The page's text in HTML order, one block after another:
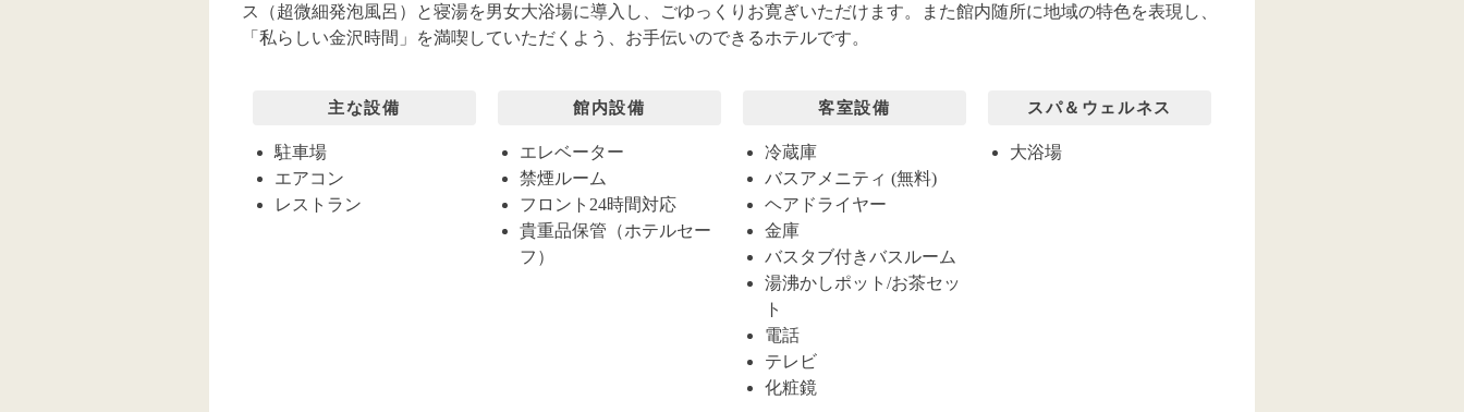
ス（超微細発泡風呂）と寝湯を男女大浴場に導入し、ごゆっくりお寛ぎいただけます。また館内随所に地域の特色を表現し、
「私らしい金沢時間」を満喫していただくよう、お手伝いのできるホテルです。
主な設備
駐車場
エアコン
レストラン
館内設備
エレベーター
禁煙ルーム
フロント24時間対応
貴重品保管（ホテルセー
フ）
客室設備
冷蔵庫
バスアメニティ (無料)
ヘアドライヤー
金庫
バスタブ付きバスルーム
湯沸かしポット/お茶セッ
ト
電話
テレビ
化粧鏡
スパ＆ウェルネス
大浴場